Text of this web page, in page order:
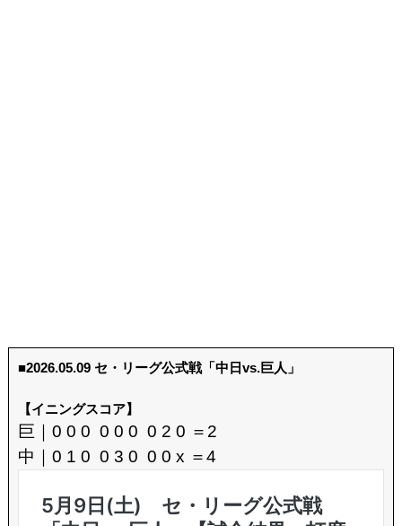
■2026.05.09 セ・リーグ公式戦「中日vs.巨人」
【イニングスコア】
巨｜0 0 0 0 0 0 0 2 0 ＝2
中｜0 1 0 0 3 0 0 0 x ＝4